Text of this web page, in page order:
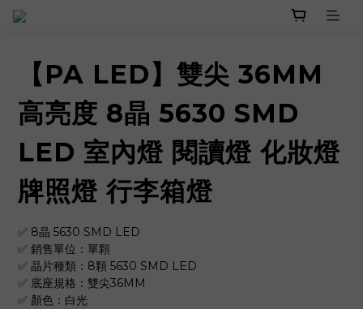
【PA LED】雙尖 36MM
高亮度 8晶 5630 SMD
LED 室內燈 閱讀燈 化妝燈
牌照燈 行李箱燈
✅ 8晶 5630 SMD LED
✅ 銷售單位：單顆
✅ 晶片種類：8顆 5630 SMD LED
✅ 底座規格：雙尖36MM
✅ 顏色：白光